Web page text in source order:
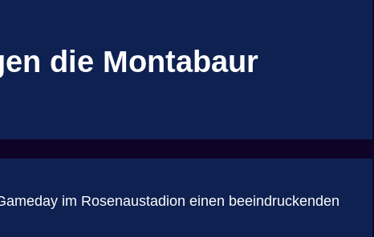
die Montabaur
im Rosenaustadion einen beeindruckenden